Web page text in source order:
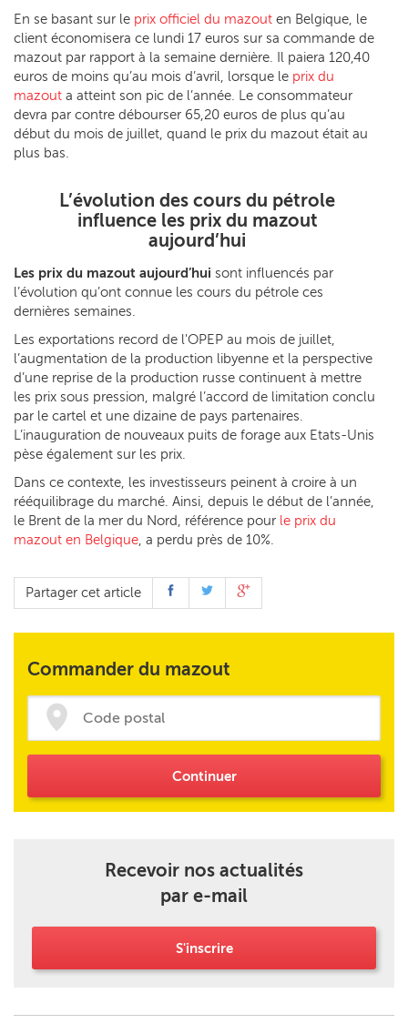
En se basant sur le prix officiel du mazout en Belgique, le
client économisera ce lundi 17 euros sur sa commande de
mazout par rapport à la semaine dernière. Il paiera 120,40
euros de moins qu’au mois d’avril, lorsque le prix du
mazout a atteint son pic de l’année. Le consommateur
devra par contre débourser 65,20 euros de plus qu’au
début du mois de juillet, quand le prix du mazout était au
plus bas.
L’évolution des cours du pétrole
influence les prix du mazout
aujourd’hui
Les prix du mazout aujourd’hui sont influencés par
l’évolution qu’ont connue les cours du pétrole ces
dernières semaines.
Les exportations record de l'OPEP au mois de juillet,
l’augmentation de la production libyenne et la perspective
d’une reprise de la production russe continuent à mettre
les prix sous pression, malgré l’accord de limitation conclu
par le cartel et une dizaine de pays partenaires.
L’inauguration de nouveaux puits de forage aux Etats-Unis
pèse également sur les prix.
Dans ce contexte, les investisseurs peinent à croire à un
rééquilibrage du marché. Ainsi, depuis le début de l’année,
le Brent de la mer du Nord, référence pour le prix du
mazout en Belgique, a perdu près de 10%.
Partager cet article
Commander du mazout
Continuer
Recevoir nos actualités
par e-mail
S'inscrire